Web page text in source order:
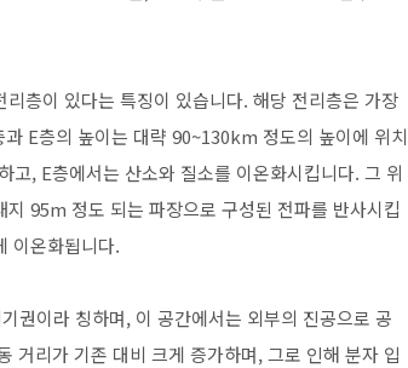
층이 있다는 특징이 있습니다. 해당 전리층은 가장
E층의 높이는 대략 90~130km 정도의 높이에 위치
, E층에서는 산소와 질소를 이온화시킵니다. 그 위
95m 정도 되는 파장으로 구성된 전파를 반사시킵
이온화됩니다.
권이라 칭하며, 이 공간에서는 외부의 진공으로 공
거리가 기존 대비 크게 증가하며, 그로 인해 분자 입